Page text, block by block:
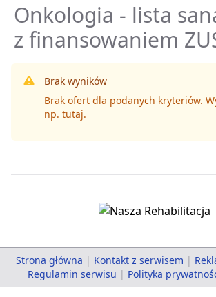
Onkologia - lista
z finansowaniem
Brak wyników
Brak ofert dla podanych kryteriów.
np. tutaj.
Strona główna | Kontakt z serwisem |
Regulamin serwisu | Polityka